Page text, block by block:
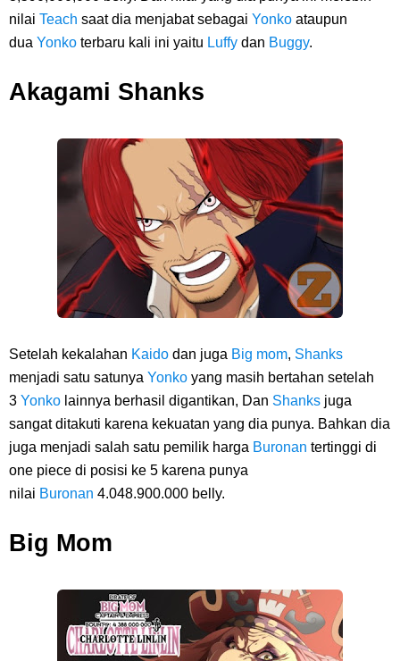
nilai Teach saat dia menjabat sebagai Yonko ataupun
dua Yonko terbaru kali ini yaitu Luffy dan Buggy.
Akagami Shanks
Setelah kekalahan Kaido dan juga Big mom, Shanks
menjadi satu satunya Yonko yang masih bertahan setelah
3 Yonko lainnya berhasil digantikan, Dan Shanks juga
sangat ditakuti karena kekuatan yang dia punya. Bahkan dia
juga menjadi salah satu pemilik harga Buronan tertinggi di
one piece di posisi ke 5 karena punya
nilai Buronan 4.048.900.000 belly.
Big Mom